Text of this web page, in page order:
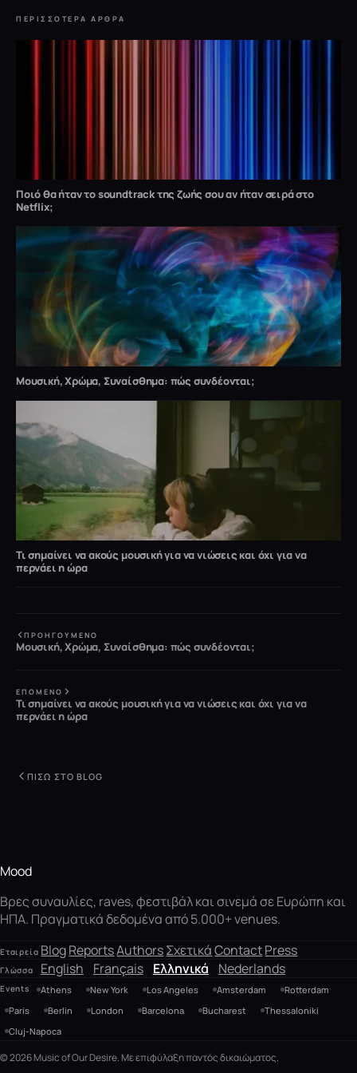
ΠΕΡΙΣΣΌΤΕΡΑ ΆΡΘΡΑ
Ποιό θα ήταν το soundtrack της ζωής σου αν ήταν σειρά στο
Netflix;
Μουσική, Χρώμα, Συναίσθημα: πώς συνδέονται;
Τι σημαίνει να ακούς μουσική για να νιώσεις και όχι για να
περνάει η ώρα
ΠΡΟΗΓΟΎΜΕΝΟ
Μουσική, Χρώμα, Συναίσθημα: πώς συνδέονται;
ΕΠΌΜΕΝΟ
Τι σημαίνει να ακούς μουσική για να νιώσεις και όχι για να
περνάει η ώρα
ΠΊΣΩ ΣΤΟ BLOG
Mood
Βρες συναυλίες, raves, φεστιβάλ και σινεμά σε Ευρώπη και
ΗΠΑ. Πραγματικά δεδομένα από 5.000+ venues.
Εταιρεία BlogReportsAuthorsΣχετικά ContactPress
Γλώσσα English Français Ελληνικά Nederlands
Events Athens New York Los Angeles Amsterdam
Rotterdam
Paris
Berlin London Barcelona Bucharest
Thessaloniki
Cluj-Napoca
© 2026 Music of Our Desire. Με επιφύλαξη παντός δικαιώματος.